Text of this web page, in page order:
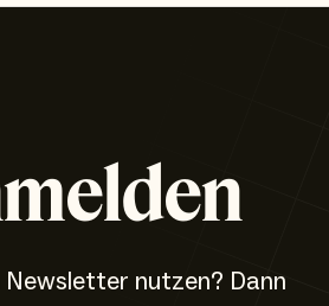
nutzen? Dann